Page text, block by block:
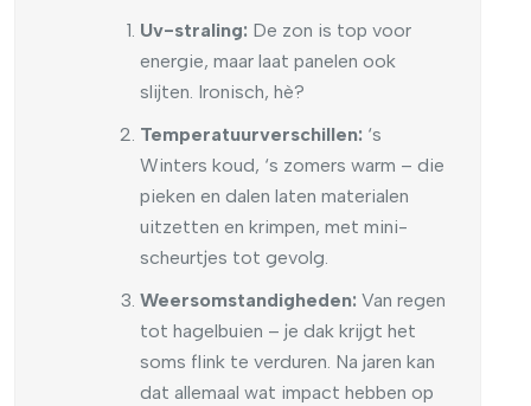
Uv-straling: De zon is top voor
energie, maar laat panelen ook
slijten. Ironisch, hè?
Temperatuurverschillen: ‘s
Winters koud, ‘s zomers warm – die
pieken en dalen laten materialen
uitzetten en krimpen, met mini-
scheurtjes tot gevolg.
Weersomstandigheden: Van regen
tot hagelbuien – je dak krijgt het
soms flink te verduren. Na jaren kan
dat allemaal wat impact hebben op